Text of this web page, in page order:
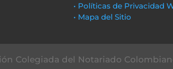
• Políticas de Privacidad
• Mapa del Sitio
Colegiada del Notariado